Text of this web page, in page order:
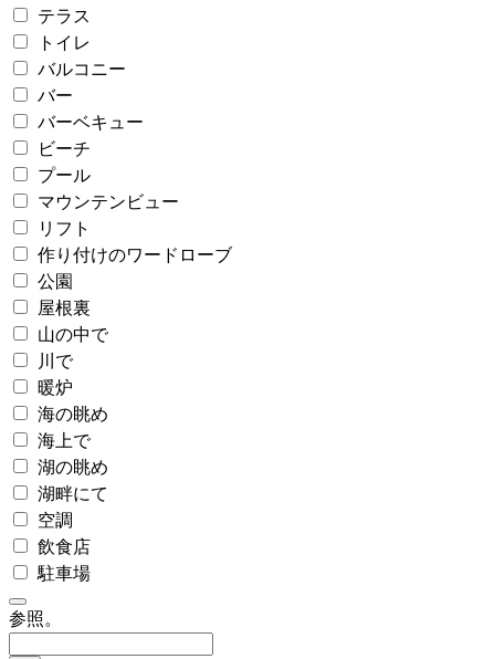
テラス
トイレ
バルコニー
バー
バーベキュー
ビーチ
プール
マウンテンビュー
リフト
作り付けのワードローブ
公園
屋根裏
山の中で
川で
暖炉
海の眺め
海上で
湖の眺め
湖畔にて
空調
飲食店
駐車場
参照。